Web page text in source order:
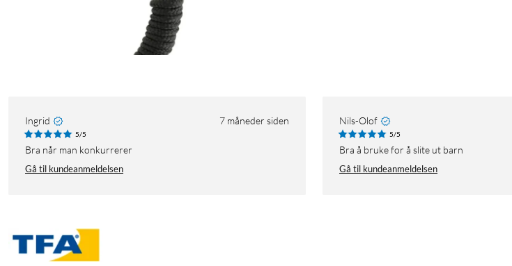
Ingrid 7 måneder siden
5/5
Bra når man konkurrerer
Gå til kundeanmeldelsen
Nils-Olof
5/5
Bra å bruke for å slite ut barn
Gå til kundeanmeldelsen